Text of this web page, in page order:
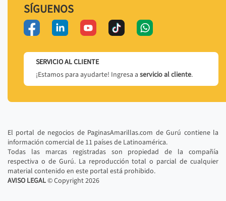
SÍGUENOS
SERVICIO AL CLIENTE
¡Estamos para ayudarte! Ingresa a servicio al cliente.
El portal de negocios de PaginasAmarillas.com de Gurú contiene la
información comercial de 11 países de Latinoamérica.
Todas las marcas registradas son propiedad de la compañía
respectiva o de Gurú. La reproducción total o parcial de cualquier
material contenido en este portal está prohibido.
AVISO LEGAL© Copyright2026